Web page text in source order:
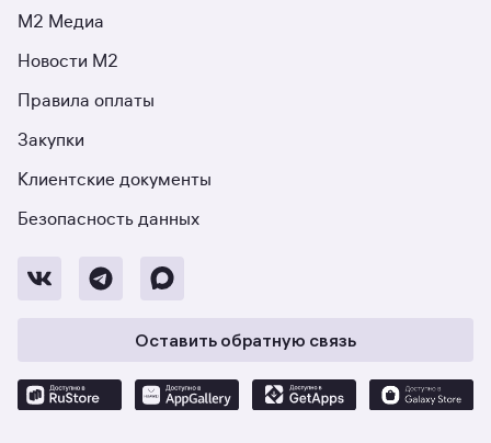
М2 Медиа
Новости М2
Правила оплаты
Закупки
Клиентские документы
Безопасность данных
Оставить обратную связь